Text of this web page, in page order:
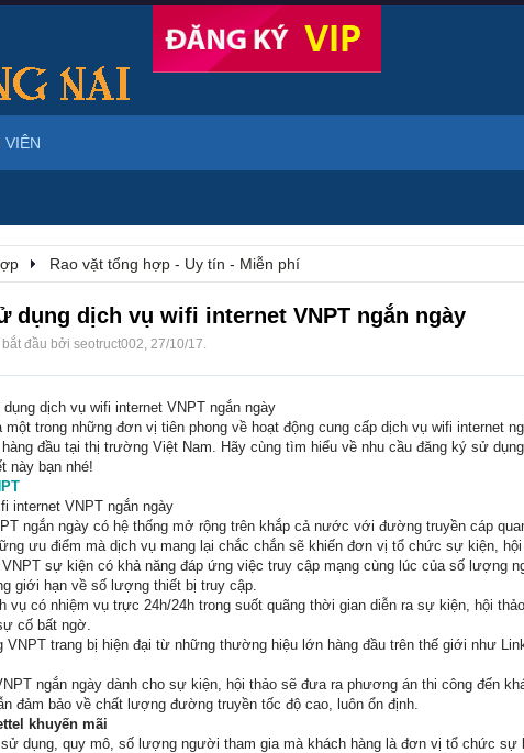
Rao vặt tổng hợp - Uy tín - Miễn phí
dụng dịch vụ wifi internet VNPT ngắn ngày
bắt đầu bởi seotruct002, 27/10/17.
dịch vụ wifi internet VNPT ngắn ngày
trong những đơn vị tiên phong về hoạt động cung cấp dịch vụ wifi internet
đầu tại thị trường Việt Nam. Hãy cùng tìm hiểu về nhu cầu đăng ký sử
này bạn nhé!
internet VNPT ngắn ngày
ngắn ngày có hệ thống mở rộng trên khắp cả nước với đường truyền cáp
ưu điểm mà dịch vụ mang lại chắc chắn sẽ khiến đơn vị tổ chức sự kiện, hội
sự kiện có khả năng đáp ứng việc truy cập mạng cùng lúc của số lượng
giới hạn về số lượng thiết bị truy cập.
vụ có nhiệm vụ trực 24h/24h trong suốt quãng thời gian diễn ra sự kiện, hội
cố bất ngờ.
VNPT trang bị hiện đại từ những thường hiệu lớn hàng đầu trên thế giới như
ngắn ngày dành cho sự kiện, hội thảo sẽ đưa ra phương án thi công đến
đảm bảo về chất lượng đường truyền tốc độ cao, luôn ổn định.
khuyến mãi
dụng, quy mô, số lượng người tham gia mà khách hàng là đơn vị tổ chức sự
VIÊN